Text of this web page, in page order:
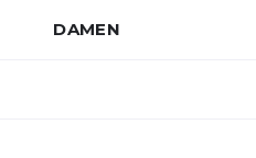
DAMEN